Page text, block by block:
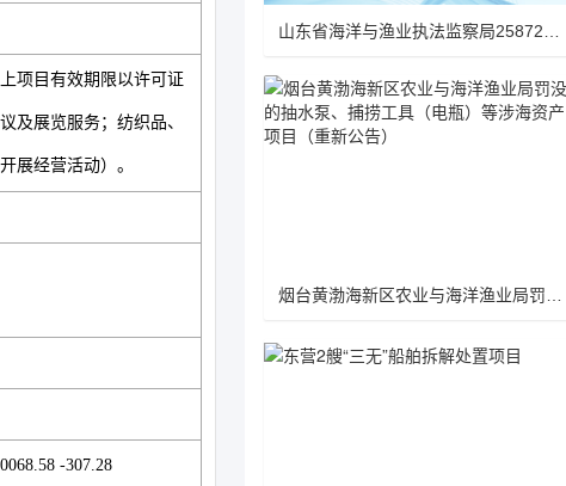
项目有效期限以许可证
及展览服务；纺织品、
展经营活动）。
-307.28
山东省海洋与渔业执法监察局25872kg罚没渔获（货）物项目
烟台黄渤海新区农业与海洋渔业局罚没的抽水泵、捕捞工具（电瓶）等涉海资产项目（重新公告）